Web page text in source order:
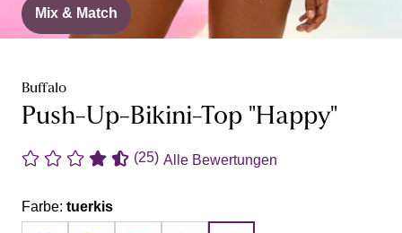
Mix & Match
Buffalo
Push-Up-Bikini-Top "Happy"
(25) Alle Bewertungen
Farbe: tuerkis